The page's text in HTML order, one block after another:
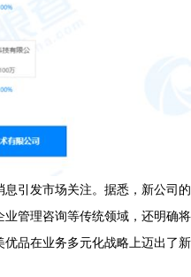
引发市场关注。据悉，新公司的
管理咨询等传统领域，还明确将
品在业务多元化战略上迈出了新